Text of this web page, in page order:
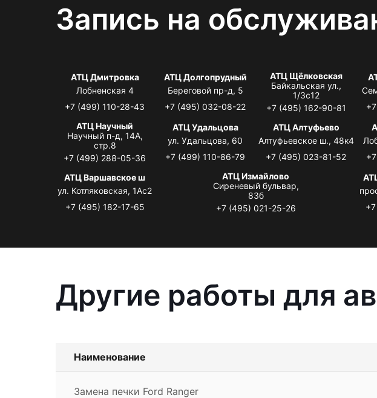
Запись на
АТЦ Дмитровка
Лобненская 4
+7 (499) 110-28-43
АТЦ Долгопрудный
Береговой пр-д, 5
+7 (495) 032-08-22
АТЦ Щёлковская
Байкальская ул.,
1/3с12
+7 (495) 162-90-81
АТЦ Научный
Научный п-д, 14А,
стр.8
+7 (499) 288-05-36
АТЦ Удальцова
ул. Удальцова, 60
+7 (499) 110-86-79
АТЦ Алтуфьево
Алтуфьевское ш., 48к4
+7 (495) 023-81-52
АТЦ Варшавское ш
ул. Котляковская, 1Ас2
+7 (495) 182-17-65
АТЦ Измайлово
Сиреневый бульвар,
83б
+7 (495) 021-25-26
Другие работы для
Наименование
Замена печки Ford Ranger